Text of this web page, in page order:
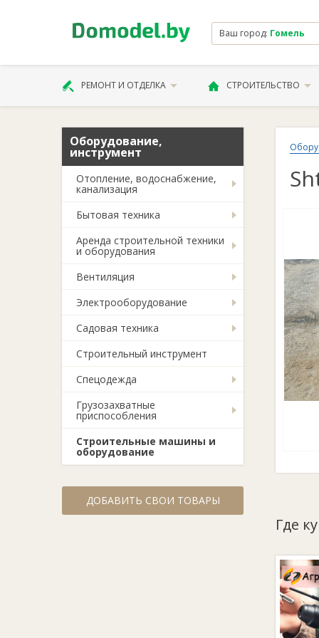
Ваш город: Гомель
РЕМОНТ И ОТДЕЛКА СТРОИТЕЛЬСТВО
Оборудование,
инструмент
Отопление, водоснабжение,
канализация
Бытовая техника
Аренда строительной техники
и оборудования
Вентиляция
Электрооборудование
Садовая техника
Строительный инструмент
Спецодежда
Грузозахватные
приспособления
Строительные машины и
оборудование
ДОБАВИТЬ СВОИ ТОВАРЫ
Где